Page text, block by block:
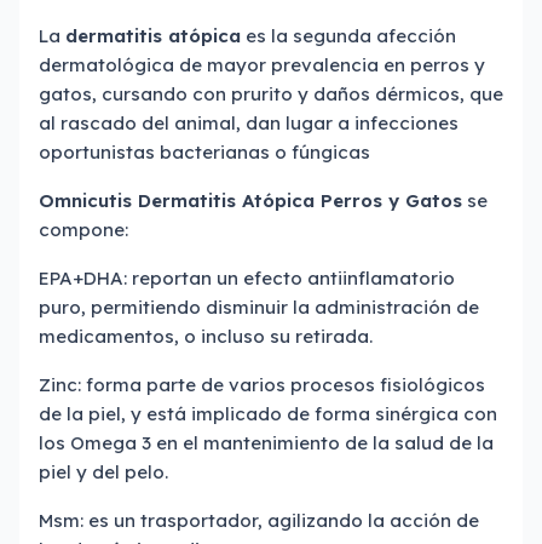
La dermatitis atópica es la segunda afección
dermatológica de mayor prevalencia en perros y
gatos, cursando con prurito y daños dérmicos, que
al rascado del animal, dan lugar a infecciones
oportunistas bacterianas o fúngicas
Omnicutis Dermatitis Atópica Perros y Gatos se
compone:
EPA+DHA: reportan un efecto antiinflamatorio
puro, permitiendo disminuir la administración de
medicamentos, o incluso su retirada.
Zinc: forma parte de varios procesos fisiológicos
de la piel, y está implicado de forma sinérgica con
los Omega 3 en el mantenimiento de la salud de la
piel y del pelo.
Msm: es un trasportador, agilizando la acción de